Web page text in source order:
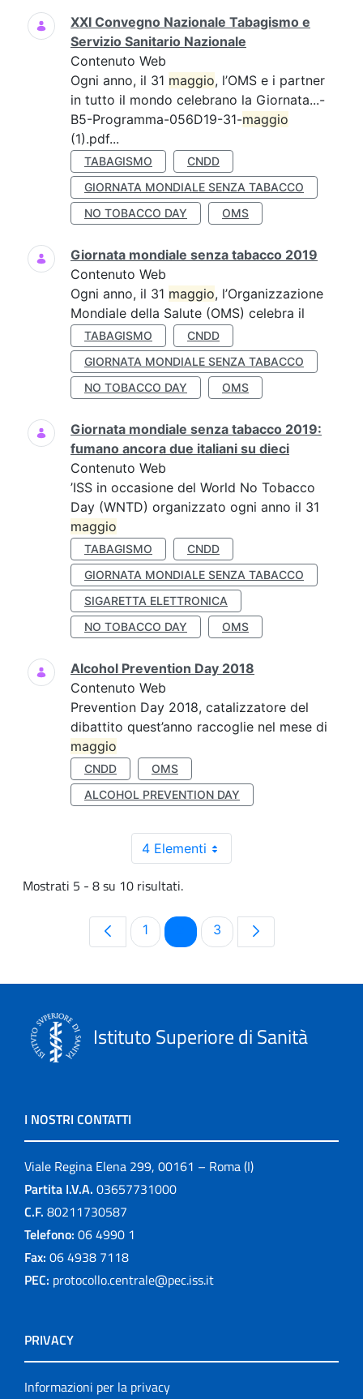
XXI Convegno Nazionale Tabagismo e
Servizio Sanitario Nazionale
Contenuto Web
Ogni anno, il 31 maggio, l’OMS e i partner
in tutto il mondo celebrano la Giornata...-
B5-Programma-056D19-31-maggio
(1).pdf...
TABAGISMO
CNDD
GIORNATA MONDIALE SENZA TABACCO
NO TOBACCO DAY
OMS
Giornata mondiale senza tabacco 2019
Contenuto Web
Ogni anno, il 31 maggio, l’Organizzazione
Mondiale della Salute (OMS) celebra il
TABAGISMO
CNDD
GIORNATA MONDIALE SENZA TABACCO
NO TOBACCO DAY
OMS
Giornata mondiale senza tabacco 2019:
fumano ancora due italiani su dieci
Contenuto Web
’ISS in occasione del World No Tobacco
Day (WNTD) organizzato ogni anno il 31
maggio
TABAGISMO
CNDD
GIORNATA MONDIALE SENZA TABACCO
SIGARETTA ELETTRONICA
NO TOBACCO DAY
OMS
Alcohol Prevention Day 2018
Contenuto Web
Prevention Day 2018, catalizzatore del
dibattito quest’anno raccoglie nel mese di
maggio
CNDD
OMS
ALCOHOL PREVENTION DAY
4 Elementi
Mostrati 5 - 8 su 10 risultati.
Pagina
1 PaginaPagina
3
Istituto Superiore di Sanità
I NOSTRI CONTATTI
Viale Regina Elena 299, 00161 – Roma (I)
Partita I.V.A. 03657731000
C.F. 80211730587
Telefono: 06 4990 1
Fax: 06 4938 7118
PEC: protocollo.centrale@pec.iss.it
PRIVACY
Informazioni per la privacy